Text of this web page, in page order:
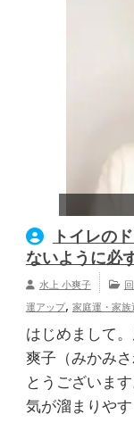
トイレの
ないように必
水上 小爽子
運アップ, 家庭運・家
はじめまして
爽子（みかみ
とうございま
気が溜まりや